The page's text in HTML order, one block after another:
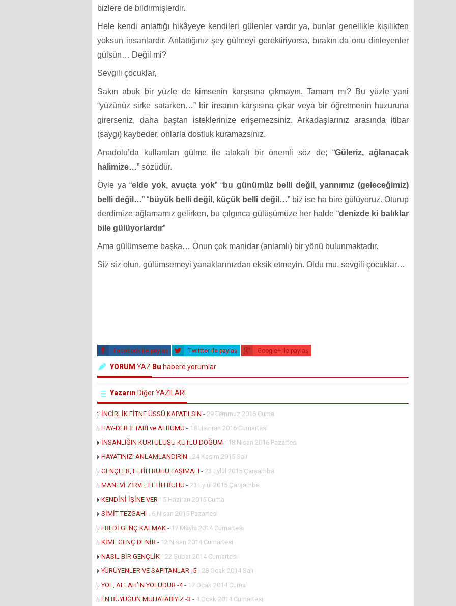
bizlere de bildirmişlerdir.
Hele kendi anlattığı hikâyeye kendileri gülenler vardır ya, bunlar genellikle kişilikten
yoksun insanlardır. Anlattığınız şey gülmeyi gerektiriyorsa, bırakın da onu dinleyenler
gülsün… Değil mi?
Sevgili çocuklar,
Sakın abuk bir yüzle de kimsenin karşısına çıkmayın. Tamam mı? Bu yüzle yani
“yüzünüz sirke satarken…” bir insanın karşısına çıkar veya bir öğretmenin huzuruna
girerseniz, daha baştan isteklerinize erişemezsiniz. Arkadaşlarınız arasında itibar
(saygı) kaybeder, onlarla dostluk kuramazsınız.
Anadolu’da kullanılan gülme ile alakalı bir önemli söz de; “Güleriz, ağlanacak
halimize…” sözüdür.
Öyle ya “elde yok, avuçta yok” “bu günümüz belli değil, yarınımız (geleceğimiz)
belli değil…” “büyük belli değil, küçük belli değil…” biz ise ha bire gülüyoruz. Oturup
derdimize ağlamamız gelirken, bu çılgınca gülüşümüze her halde “denizde ki balıklar
bile gülüyorlardır”
Ama gülümseme başka… Onun çok manidar (anlamlı) bir yönü bulunmaktadır.
Siz siz olun, gülümsemeyi yanaklarınızdan eksik etmeyin. Oldu mu, sevgili çocuklar…
Facebook ile paylaş Twittter ile paylaş Google+ ile paylaş
YORUM YAZ Bu habere yorumlar
Yazarın Diğer YAZILARI
İNCİRLİK FİTNE ÜSSÜ KAPATILSIN - 29 Temmuz 2016 Cuma
HAY-DER İFTARI ve ALBÜMÜ - 18 Haziran 2016 Cumartesi
İNSANLIĞIN KURTULUŞU KUTLU DOĞUM - 18 Nisan 2016 Pazartesi
HAYATINIZI ANLAMLANDIRIN - 24 Kasım 2015 Salı
GENÇLER, FETİH RUHU TAŞIMALI - 23 Eylül 2015 Çarşamba
MANEVİ ZİRVE, FETİH RUHU - 23 Eylül 2015 Çarşamba
KENDİNİ İŞİNE VER - 5 Haziran 2015 Cuma
SİMİT TEZGAHI - 6 Nisan 2015 Pazartesi
EBEDİ GENÇ KALMAK - 17 Mayıs 2014 Cumartesi
KİME GENÇ DENİR - 12 Nisan 2014 Cumartesi
NASIL BİR GENÇLİK - 22 Şubat 2014 Cumartesi
YÜRÜYENLER VE SAPITANLAR -5 - 28 Ocak 2014 Salı
YOL, ALLAH’IN YOLUDUR -4- 17 Ocak 2014 Cuma
EN BÜYÜĞÜN MUHATABIYIZ -3 - 4 Ocak 2014 Cumartesi